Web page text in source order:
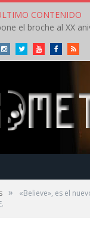
CONTENIDO
InstagramTwitterYoutubeFacebookRSS
»
«Believe», es el